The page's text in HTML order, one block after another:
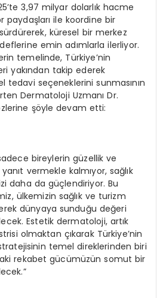
3,97 milyar dolarlık hacme
paydaşları ile koordine bir
küresel bir merkez
emin adımlarla ilerliyor.
temelinde, Türkiye’nin
yakından takip ederek
tedavi seçeneklerini sunmasının
Dermatoloji Uzmanı Dr.
şöyle devam etti:
bireylerin güzellik ve
vermekle kalmıyor, sağlık
daha da güçlendiriyor. Bu
ülkemizin sağlık ve turizm
dünyaya sunduğu değeri
Estetik dermatoloji, artık
olmaktan çıkarak Türkiye’nin
temel direklerinden biri
rekabet gücümüzün somut bir